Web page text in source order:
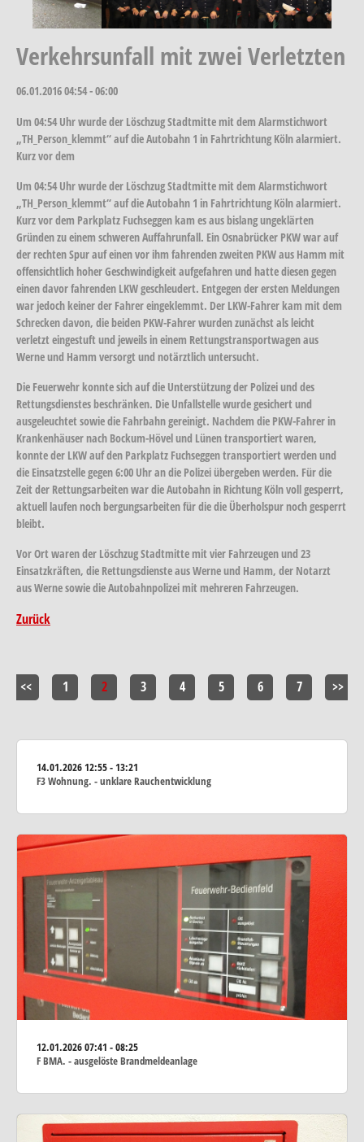
Verkehrsunfall mit zwei Verletzten
06.01.201604:54 - 06:00
Um 04:54 Uhr wurde der Löschzug Stadtmitte mit dem Alarmstichwort
„TH_Person_klemmt“ auf die Autobahn 1 in Fahrtrichtung Köln alarmiert.
Kurz vor dem
Um 04:54 Uhr wurde der Löschzug Stadtmitte mit dem Alarmstichwort
„TH_Person_klemmt“ auf die Autobahn 1 in Fahrtrichtung Köln alarmiert.
Kurz vor dem Parkplatz Fuchseggen kam es aus bislang ungeklärten
Gründen zu einem schweren Auffahrunfall. Ein Osnabrücker PKW war auf
der rechten Spur auf einen vor ihm fahrenden zweiten PKW aus Hamm mit
offensichtlich hoher Geschwindigkeit aufgefahren und hatte diesen gegen
einen davor fahrenden LKW geschleudert. Entgegen der ersten Meldungen
war jedoch keiner der Fahrer eingeklemmt. Der LKW-Fahrer kam mit dem
Schrecken davon, die beiden PKW-Fahrer wurden zunächst als leicht
verletzt eingestuft und jeweils in einem Rettungstransportwagen aus
Werne und Hamm versorgt und notärztlich untersucht.
Die Feuerwehr konnte sich auf die Unterstützung der Polizei und des
Rettungsdienstes beschränken. Die Unfallstelle wurde gesichert und
ausgeleuchtet sowie die Fahrbahn gereinigt. Nachdem die PKW-Fahrer in
Krankenhäuser nach Bockum-Hövel und Lünen transportiert waren,
konnte der LKW auf den Parkplatz Fuchseggen transportiert werden und
die Einsatzstelle gegen 6:00 Uhr an die Polizei übergeben werden. Für die
Zeit der Rettungsarbeiten war die Autobahn in Richtung Köln voll gesperrt,
aktuell laufen noch bergungsarbeiten für die die Überholspur noch gesperrt
bleibt.
Vor Ort waren der Löschzug Stadtmitte mit vier Fahrzeugen und 23
Einsatzkräften, die Rettungsdienste aus Werne und Hamm, der Notarzt
aus Werne sowie die Autobahnpolizei mit mehreren Fahrzeugen.
Zurück
<< 1 2 3 4 5 6 7 >>
14.01.202612:55 - 13:21
F3 Wohnung. - unklare Rauchentwicklung
12.01.202607:41 - 08:25
F BMA. - ausgelöste Brandmeldeanlage